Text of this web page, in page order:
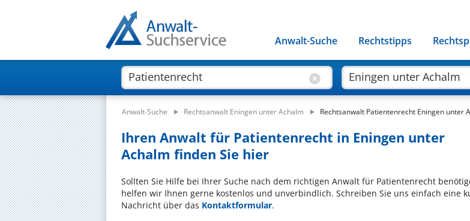
Anwalt-Suche Rechtstipps
Anwalt-Suche Rechtsanwalt Eningen unter Achalm Rechtsanwalt Patientenrecht Eningen unter
Ihren Anwalt für Patientenrecht in Eningen unter
Achalm finden Sie hier
Sollten Sie Hilfe bei Ihrer Suche nach dem richtigen Anwalt für Patientenrecht
helfen wir Ihnen gerne kostenlos und unverbindlich. Schreiben Sie uns einfach eine
Nachricht über das Kontaktformular.